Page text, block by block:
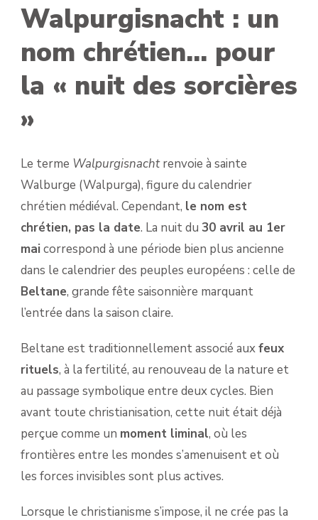
Walpurgisnacht : un
nom chrétien… pour
la « nuit des sorcières
»
Le terme Walpurgisnachtrenvoie à sainte
Walburge (Walpurga), figure du calendrier
chrétien médiéval. Cependant, le nom est
chrétien, pas la date. La nuit du 30 avril au 1er
maicorrespond à une période bien plus ancienne
dans le calendrier des peuples européens : celle de
Beltane, grande fête saisonnière marquant
l’entrée dans la saison claire.
Beltane est traditionnellement associé auxfeux
rituels, à la fertilité, au renouveau de la nature et
au passage symbolique entre deux cycles. Bien
avant toute christianisation, cette nuit était déjà
perçue comme un moment liminal, où les
frontières entre les mondes s’amenuisent et où
les forces invisibles sont plus actives.
Lorsque le christianisme s’impose, il ne crée pas la